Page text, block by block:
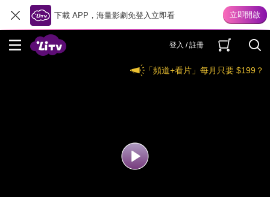
下載 APP，海量影劇免登入立即看
登入 / 註冊
「頻道+看片」每月只要 $199？